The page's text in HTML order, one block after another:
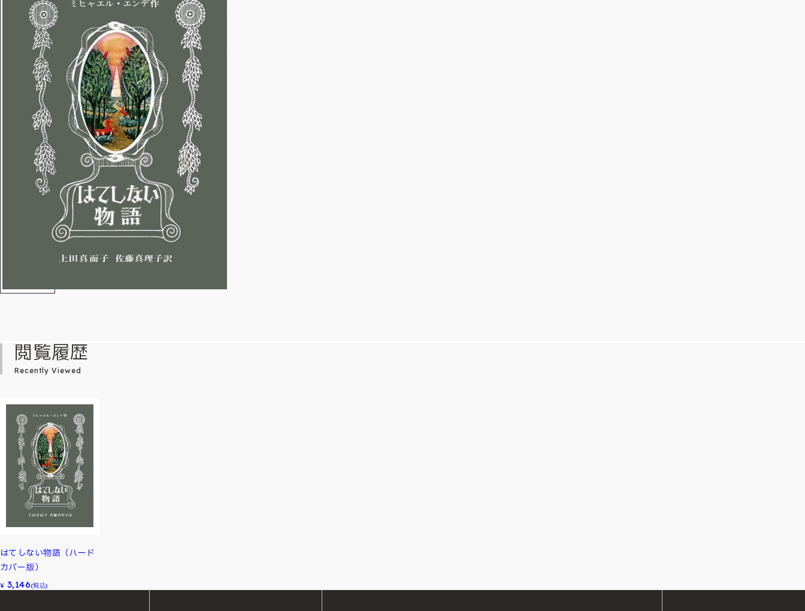
閲覧履歴
Recently Viewed
はてしない物語（ハード
カバー版）
¥ 3,146(税込)